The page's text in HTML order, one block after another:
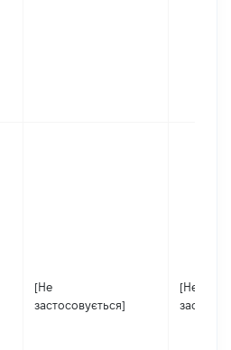
[Не
застосовується]
[Не